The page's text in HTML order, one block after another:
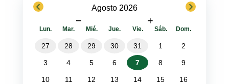
previous Agosto 2026
− +
next
Lun. Mar. Mié. Jue. Vie. Sáb. Dom.
27 28 29 30 31 1 2
3 4 5 6 7 8 9
10 11 12 13 14 15 16